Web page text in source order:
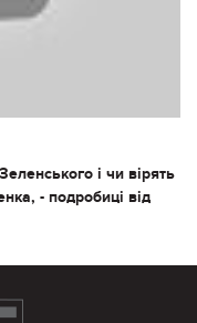
і чи вірять
- подробиці від